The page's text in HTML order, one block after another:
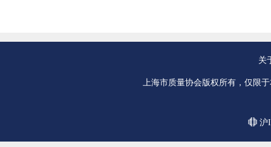
关
上海市质量协会版权所有，仅限
沪